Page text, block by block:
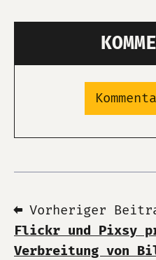
⬅ Vorheriger
Flickr und Pixsy
Verbreitung von